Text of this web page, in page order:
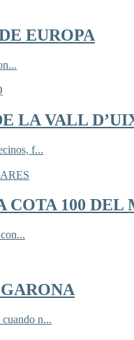
EUROPA
LA VALL
f...
100 DEL
n...